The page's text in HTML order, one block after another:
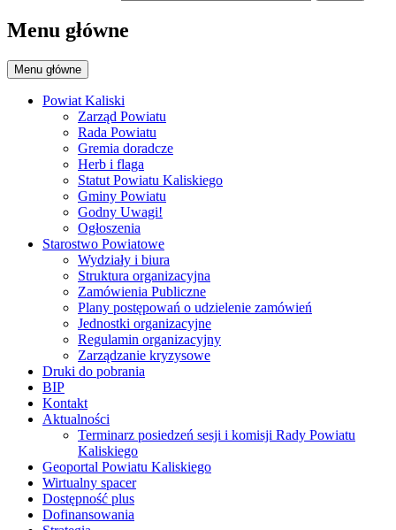
Menu główne
Menu główne
Powiat Kaliski
Zarząd Powiatu
Rada Powiatu
Gremia doradcze
Herb i flaga
Statut Powiatu Kaliskiego
Gminy Powiatu
Godny Uwagi!
Ogłoszenia
Starostwo Powiatowe
Wydziały i biura
Struktura organizacyjna
Zamówienia Publiczne
Plany postępowań o udzielenie zamówień
Jednostki organizacyjne
Regulamin organizacyjny
Zarządzanie kryzysowe
Druki do pobrania
BIP
Kontakt
Aktualności
Terminarz posiedzeń sesji i komisji Rady Powiatu
Kaliskiego
Geoportal Powiatu Kaliskiego
Wirtualny spacer
Dostępność plus
Dofinansowania